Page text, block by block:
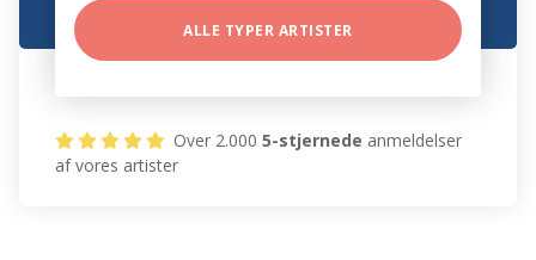
ALLE TYPER ARTISTER
Over 2.0005-stjernede anmeldelser
af vores artister